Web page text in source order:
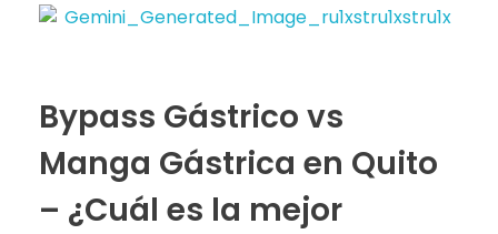
Bypass Gástrico vs
Manga Gástrica en Quito
– ¿Cuál es la mejor